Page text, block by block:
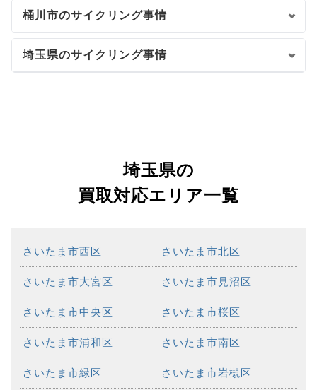
桶川市のサイクリング事情
埼玉県のサイクリング事情
埼玉県の
買取対応エリア一覧
さいたま市西区 さいたま市北区
さいたま市大宮区 さいたま市見沼区
さいたま市中央区 さいたま市桜区
さいたま市浦和区 さいたま市南区
さいたま市緑区 さいたま市岩槻区